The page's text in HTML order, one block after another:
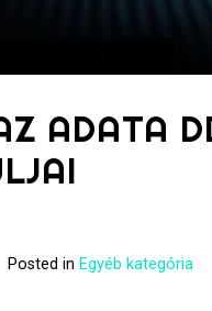
ADATA
Posted in Egyéb kategória